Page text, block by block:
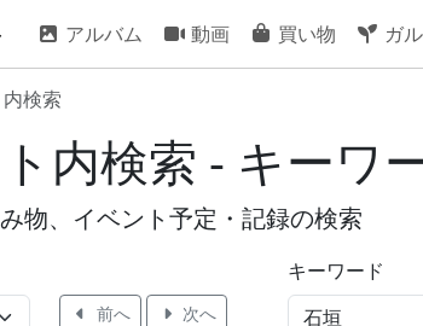
アルバム 動画 買い物 ガ
検索
内検索 - キーワ
物、イベント予定・記録の検索
前へ 次へ
キーワード